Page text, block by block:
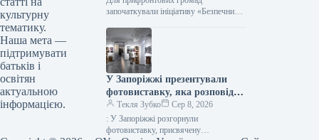
культурну
тематику.
Наша мета —
підтримувати
батьків і
освітян
актуальною
інформацією.
започаткували ініціативу «Безпечний
01:52 Укрінформ У прифронтових
регіонах України створюватимуть
безпечні маршрути для…
У Запоріжжі презентували
фотовиставку, яка розповідає
про білоруський батальйон,
що захищає Україну.
Текля Зубко
Сер 8, 2026
: У Запоріжжі розгорнули
фотовиставку, присвячену